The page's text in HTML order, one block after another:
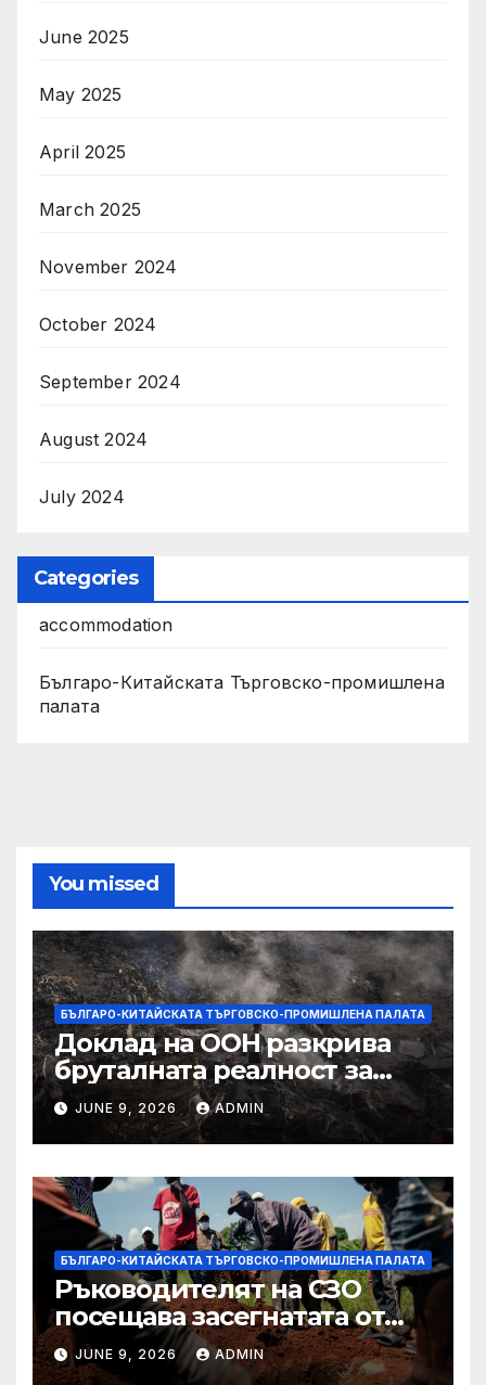
June 2025
May 2025
April 2025
March 2025
November 2024
October 2024
September 2024
August 2024
July 2024
Categories
accommodation
Българо-Китайската Търговско-промишлена
палата
You missed
БЪЛГАРО-КИТАЙСКАТА ТЪРГОВСКО-ПРОМИШЛЕНА ПАЛАТА
Доклад на ООН разкрива
бруталната реалност за
палестинците в Газа,
Западния бряг
JUNE 9, 2026 ADMIN
БЪЛГАРО-КИТАЙСКАТА ТЪРГОВСКО-ПРОМИШЛЕНА ПАЛАТА
Ръководителят на СЗО
посещава засегнатата от
Ебола Уганда, след като
вирусът се разпространява
JUNE 9, 2026 ADMIN